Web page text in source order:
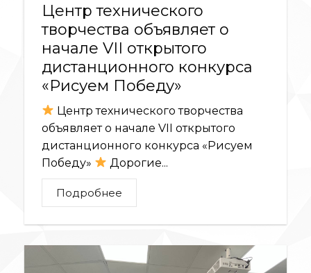
Центр технического
творчества объявляет о
начале VII открытого
дистанционного конкурса
«Рисуем Победу»
Центр технического творчества
объявляет о начале VII открытого
дистанционного конкурса «Рисуем
Победу»
Дорогие...
Подробнее